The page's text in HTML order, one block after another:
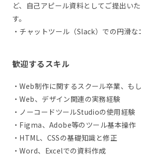
ど、自己アピール資料としてご提出い
す。
・チャットツール（Slack）での円滑
歓迎するスキル
・Web制作に関するスクール卒業、も
・Web、デザイン関連の実務経験
・ノーコードツールStudioの使用経験
・Figma、Adobe等のツール基本操作
・HTML、CSSの基礎知識と修正
・Word、Excelでの資料作成